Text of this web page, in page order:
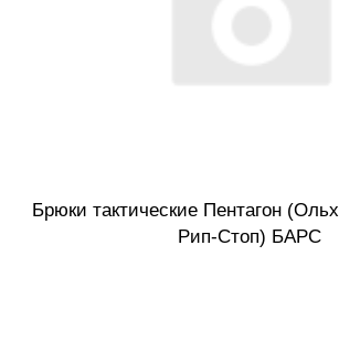
Брюки тактические Пентагон
Рип-Стоп) БАРС